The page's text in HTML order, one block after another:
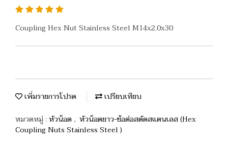
Coupling Hex Nut Stainless Steel M14x2.0x30
เพิ่มรายการโปรด
เปรียบเทียบ
หมวดหมู่ : หัวน็อต , หัวน็อตยาว-ข้อต่อสตัดสแตนเลส (Hex
Coupling Nuts Stainless Steel )